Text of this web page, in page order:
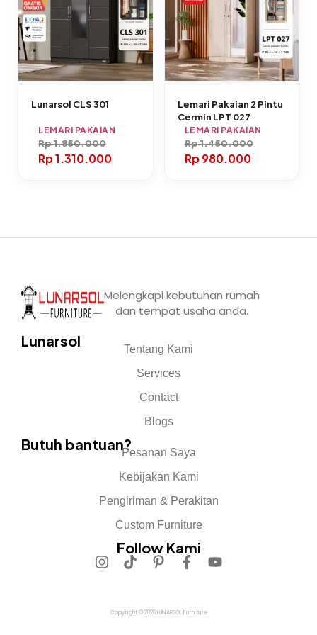
Lunarsol CLS 301
LEMARI PAKAIAN
Rp1.850.000
Rp1.310.000
Lemari Pakaian 2 Pintu
Cermin LPT 027
LEMARI PAKAIAN
Rp1.450.000
Rp980.000
Melengkapi kebutuhan rumah
dan tempat usaha anda.
Lunarsol
Tentang Kami
Services
Contact
Blogs
Butuh bantuan?Pesanan Saya
Kebijakan Kami
Pengiriman & Perakitan
Custom Furniture
Follow Kami
Copyright © 2026 LUNARSOL Furniture